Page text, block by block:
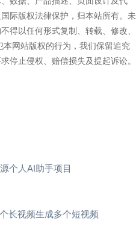
际版权法律保护，归本站所有。未
得以任何形式复制、转载、修改、
网站版权的行为，我们保留追究
停止侵权、赔偿损失及提起诉讼。
个人AI助手项目
长视频生成多个短视频